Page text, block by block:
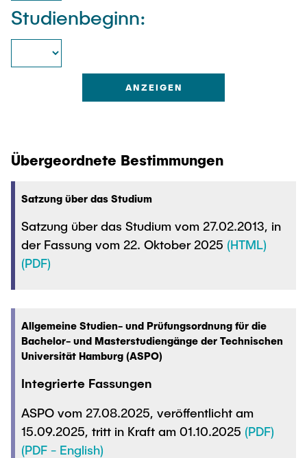
Lehre und Lernen
Best Practices Lehre
Hochschuldidaktik - ZLL
LearnING Center
Lehre im europäischen Verbund (ECIU)
Interdisziplinärer Workshop des FSP
„Biobasierte Prozesse und
Reaktortechnologien“
Forschung und Institute
Studienbereich FIT
Institute im Überblick
Studienbeginn:
Übergeordnete Bestimmungen
Satzung über das Studium
Satzung über das Studium vom 27.02.2013, in
der Fassung vom 22. Oktober 2025 (HTML)
(PDF)
Allgemeine Studien- und Prüfungsordnung für die
Bachelor- und Masterstudiengänge der Technischen
Universität Hamburg (ASPO)
Integrierte Fassungen
ASPO vom 27.08.2025, veröffentlicht am
15.09.2025, tritt in Kraft am 01.10.2025 (PDF)
(PDF - English)